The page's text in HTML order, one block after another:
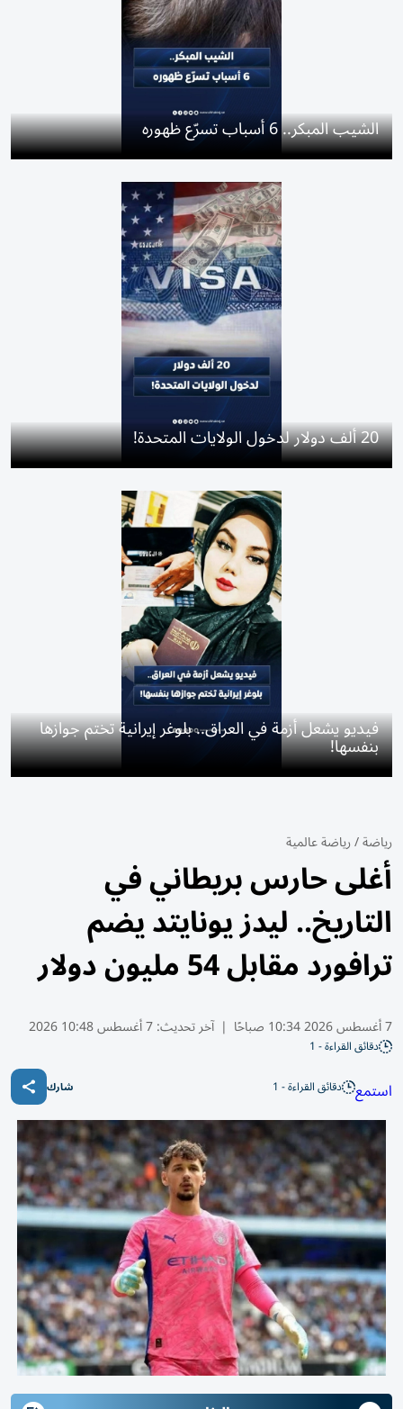
الشيب المبكر.. 6 أسباب تسرّع ظهوره
20 ألف دولار لدخول الولايات المتحدة!
فيديو يشعل أزمة في العراق.. بلوغر إيرانية تختم جوازها
بنفسها!
رياضة/رياضة عالمية
أغلى حارس بريطاني في
التاريخ.. ليدز يونايتد يضم
ترافورد مقابل 54 مليون دولار
7 أغسطس 2026 10:34 صباحًا | آخر تحديث:7 أغسطس 10:48 2026
دقائق القراءة - 1
استمع دقائق القراءة - 1 شارك